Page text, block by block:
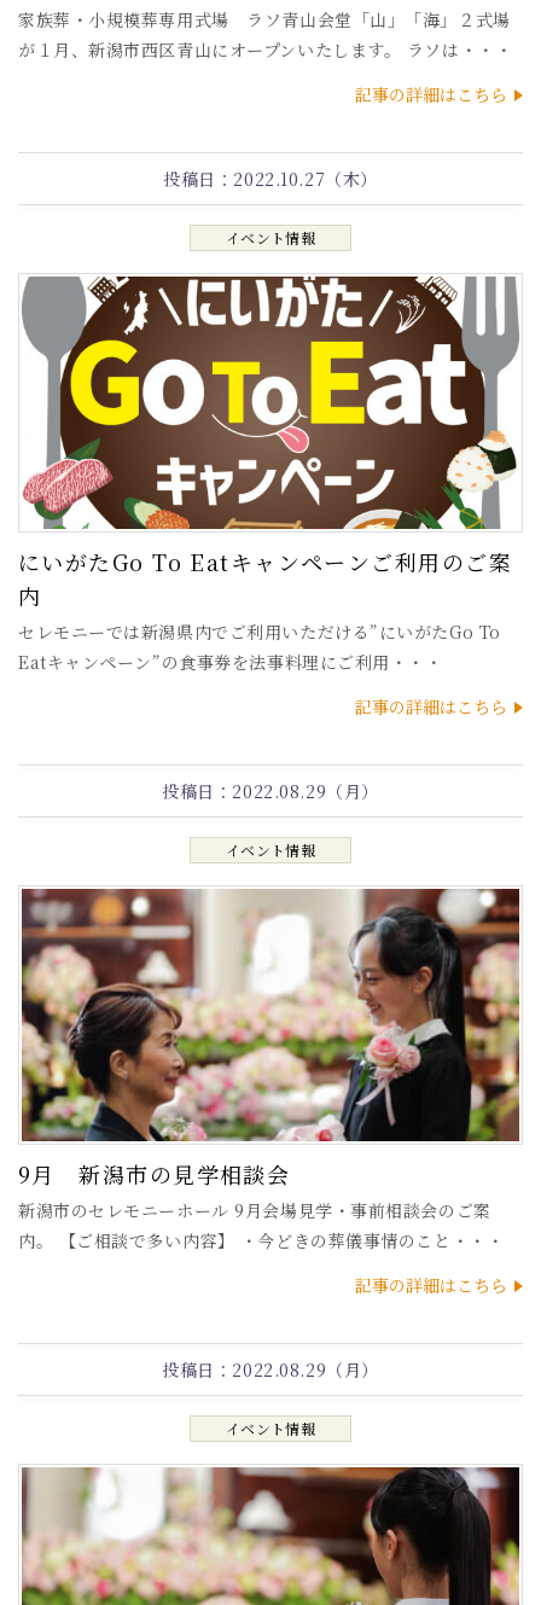
家族葬・小規模葬専用式場 ラソ青山会堂「山」「海」２式場
が１月、新潟市西区青山にオープンいたします。 ラソは・・・
記事の詳細はこちら
イベント情報
投稿日： 2022.10.27（木）
にいがたGo To Eatキャンペーンご利用のご案
内
セレモニーでは新潟県内でご利用いただける”にいがたGo To
Eatキャンペーン”の食事券を法事料理にご利用・・・
記事の詳細はこちら
イベント情報
投稿日： 2022.08.29（月）
9月 新潟市の見学相談会
新潟市のセレモニーホール 9月会場見学・事前相談会のご案
内。 【ご相談で多い内容】 ・今どきの葬儀事情のこと・・・
記事の詳細はこちら
イベント情報
投稿日： 2022.08.29（月）